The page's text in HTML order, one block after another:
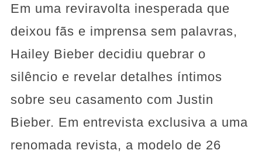
Em uma reviravolta inesperada que
deixou fãs e imprensa sem palavras,
Hailey Bieber decidiu quebrar o
silêncio e revelar detalhes íntimos
sobre seu casamento com Justin
Bieber. Em entrevista exclusiva a uma
renomada revista, a modelo de 26